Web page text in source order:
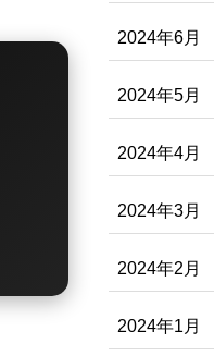
2024年6月
2024年5月
2024年4月
2024年3月
2024年2月
2024年1月